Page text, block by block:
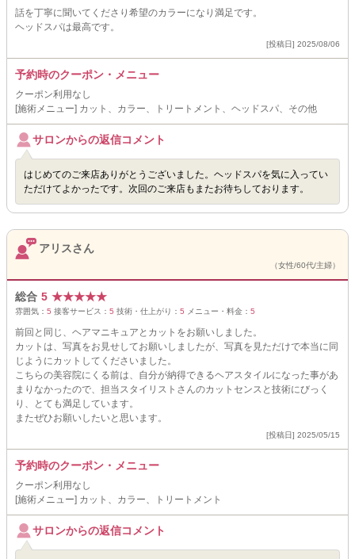
話を丁寧に聞いてくださり希望のカラーになり満足です。
ヘッドスパは最高です。
[投稿日] 2025/08/06
予約時のクーポン・メニュー
クーポン利用なし
[施術メニュー] カット、カラー、トリートメント、ヘッドスパ、その他
サロンからの返信コメント
はじめてのご来店ありがとうございました。ヘッドスパを気に入ってい
ただけてよかったです。次回のご来店もまたお待ちしております。
アリスさん
（女性/60代/主婦）
総合 5 ★★★★★
雰囲気： 5 接客サービス： 5 技術・仕上がり： 5 メニュー・料金： 5
前回と同じ、ヘアマニキュアとカットをお願いしました。
カットは、写真をお見せしてお願いしましたが、写真を見ただけで本当に同
じようにカットしてくださいました。
こちらの美容院にくる前は、自分が納得できるヘアスタイルになった事があ
まりなかったので、担当スタイリストさんのカットセンスと技術にびっく
り、とても満足しています。
またぜひお願いしたいと思います。
[投稿日] 2025/05/15
予約時のクーポン・メニュー
クーポン利用なし
[施術メニュー] カット、カラー、トリートメント
サロンからの返信コメント